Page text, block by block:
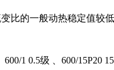
比的一般动热稳定值较
1 0.5级 、600/15P20